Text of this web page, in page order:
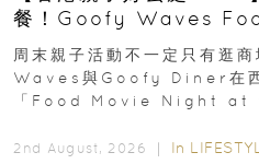
餐！Goofy Waves
外影院逢週末登場
周末親子活動不一定只有逛
Waves與Goofy Diner在
「Food Movie Night
2nd August, 2026 ｜ In